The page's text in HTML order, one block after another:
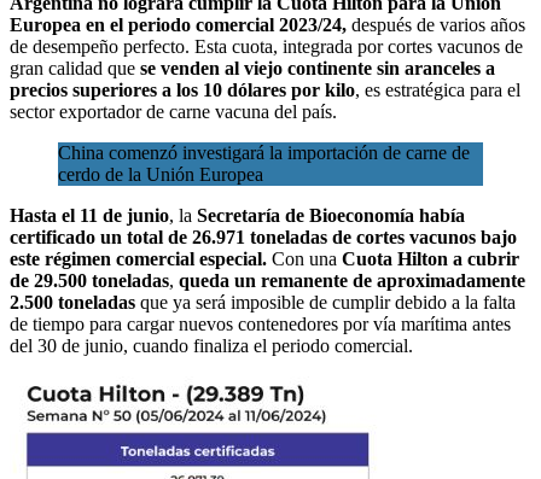
Europea en el periodo comercial 2023/24, después de varios años
de desempeño perfecto. Esta cuota, integrada por cortes vacunos de
gran calidad que se venden al viejo continente sin aranceles a
precios superiores a los 10 dólares por kilo, es estratégica para el
sector exportador de carne vacuna del país.
China comenzó investigará la importación de carne de
cerdo de la Unión Europea
Hasta el 11 de junio, la Secretaría de Bioeconomía había
certificado un total de 26.971 toneladas de cortes vacunos bajo
este régimen comercial especial. Con una Cuota Hilton a cubrir
de 29.500 toneladas, queda un remanente de aproximadamente
2.500 toneladas que ya será imposible de cumplir debido a la falta
de tiempo para cargar nuevos contenedores por vía marítima antes
del 30 de junio, cuando finaliza el periodo comercial.